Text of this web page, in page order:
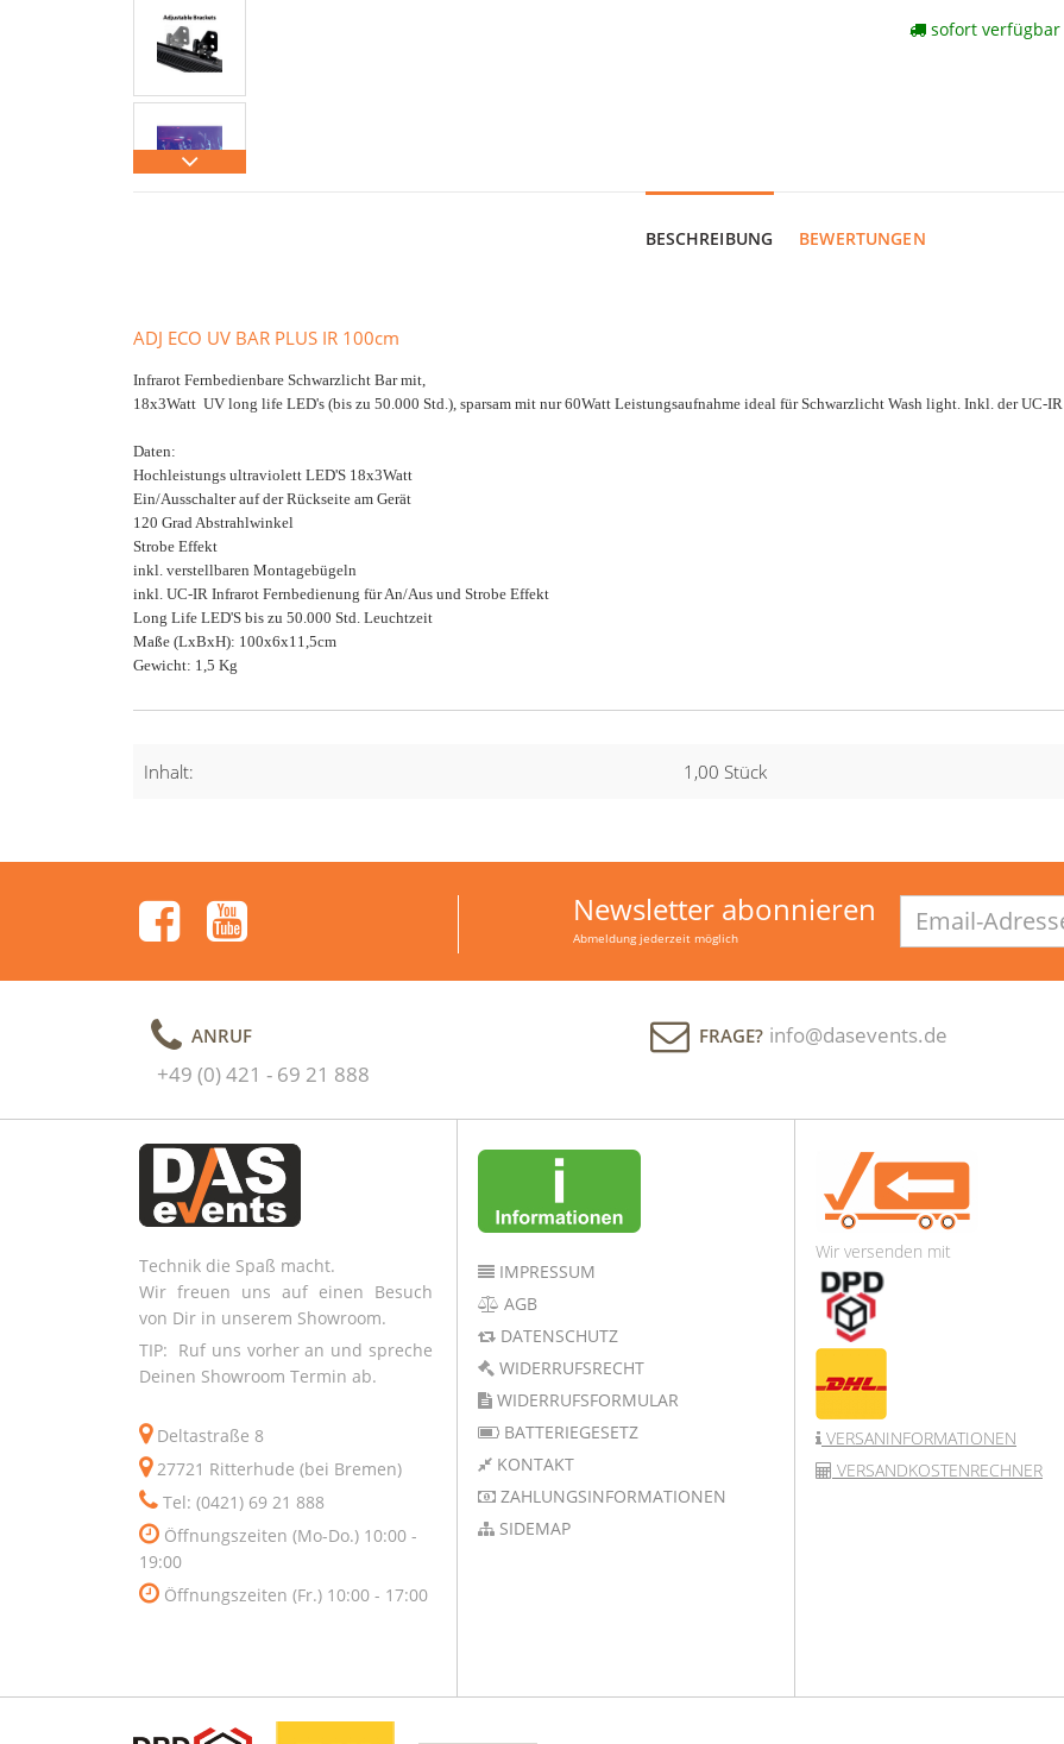
sofort verfügbar
BESCHREIBUNG BEWERTUNGEN
ADJ ECO UV BAR PLUS IR 100cm
Infrarot Fernbedienbare Schwarzlicht Bar mit,
18x3Watt UV long life LED's (bis zu 50.000 Std.), sparsam mit nur 60Watt Leistungsaufnahme ideal für Schwarzlicht Wash light. Inkl. der UC-
Daten:
Hochleistungs ultraviolett LED'S 18x3Watt
Ein/Ausschalter auf der Rückseite am Gerät
120 Grad Abstrahlwinkel
Strobe Effekt
inkl. verstellbaren Montagebügeln
inkl. UC-IR Infrarot Fernbedienung für An/Aus und Strobe Effekt
Long Life LED'S bis zu 50.000 Std. Leuchtzeit
Maße (LxBxH): 100x6x11,5cm
Gewicht: 1,5 Kg
Inhalt: 1,00 Stück
Newsletter abonnieren
Abmeldung jederzeit möglich
Adresse
ANRUF
+49 (0) 421 - 69 21 888
FRAGE? info@dasevents.de
Technik die Spaß macht.
Wir freuen uns auf einen Besuch
von Dir in unserem Showroom.
TIP: Ruf uns vorher an und spreche
Deinen Showroom Termin ab.
Deltastraße 8
27721 Ritterhude (bei Bremen)
Tel: (0421) 69 21 888
Öffnungszeiten (Mo-Do.) 10:00 -
19:00
Öffnungszeiten (Fr.) 10:00 - 17:00
IMPRESSUM
AGB
DATENSCHUTZ
WIDERRUFSRECHT
WIDERRUFSFORMULAR
BATTERIEGESETZ
KONTAKT
ZAHLUNGSINFORMATIONEN
SIDEMAP
Wir versenden mit
VERSANINFORMATIONEN
VERSANDKOSTENRECHNER